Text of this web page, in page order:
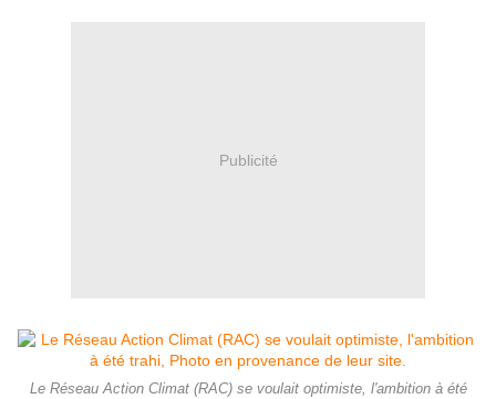
Publicité
Le Réseau Action Climat (RAC) se voulait optimiste, l'ambition à été